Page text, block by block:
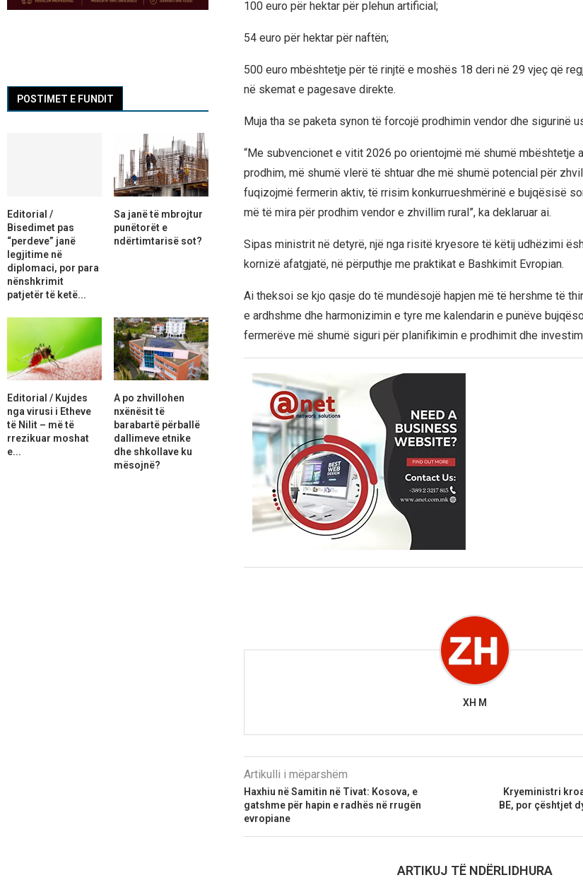
100 euro për hektar për plehun artificial;
54 euro për hektar për naftën;
500 euro mbështetje për të rinjtë e moshës 18 deri në 29 vjeç që
në skemat e pagesave direkte.
Muja tha se paketa synon të forcojë prodhimin vendor dhe sigurinë
“Me subvencionet e vitit 2026 po orientojmë më shumë mbështetje
prodhim, më shumë vlerë të shtuar dhe më shumë potencial për
fuqizojmë fermerin aktiv, të rrisim konkurrueshmërinë e bujqësisë
më të mira për prodhim vendor e zhvillim rural”, ka deklaruar ai.
Sipas ministrit në detyrë, një nga risitë kryesore të këtij udhëzimi
kornizë afatgjatë, në përputhje me praktikat e Bashkimit Evropian.
Ai theksoi se kjo qasje do të mundësojë hapjen më të hershme të
e ardhshme dhe harmonizimin e tyre me kalendarin e punëve
fermerëve më shumë siguri për planifikimin e prodhimit dhe
XH M
Artikulli i mëparshëm
Haxhiu në Samitin në Tivat: Kosova, e
gatshme për hapin e radhës në rrugën
evropiane
Kryeministri
BE, por çështjet
ARTIKUJ TË NDËRLIDHURA
POSTIMET E FUNDIT
Editorial /
Bisedimet pas
“perdeve” janë
legjitime në
diplomaci, por para
nënshkrimit
patjetër të ketë...
Sa janë të mbrojtur
punëtorët e
ndërtimtarisë sot?
Editorial / Kujdes
nga virusi i Etheve
të Nilit – më të
rrezikuar moshat
e...
A po zhvillohen
nxënësit të
barabartë përballë
dallimeve etnike
dhe shkollave ku
mësojnë?